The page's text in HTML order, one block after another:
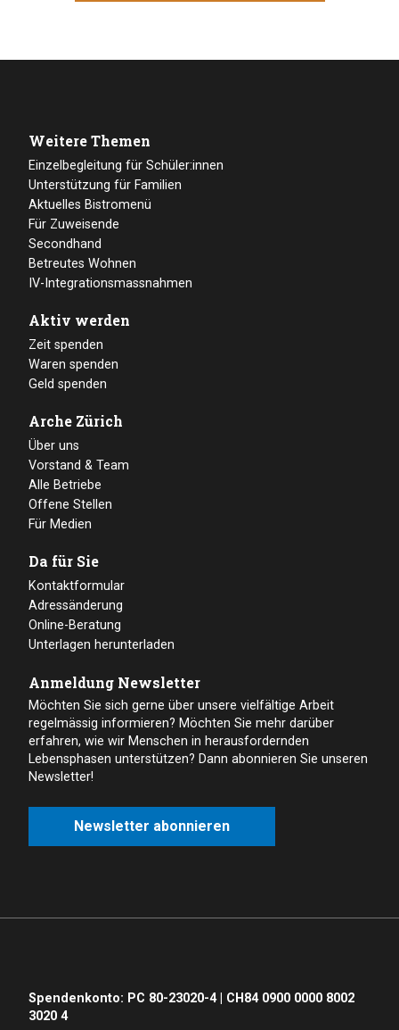
Weitere Themen
Einzelbegleitung für Schüler:innen
Unterstützung für Familien
Aktuelles Bistromenü
Für Zuweisende
Secondhand
Betreutes Wohnen
IV-Integrationsmassnahmen
Aktiv werden
Zeit spenden
Waren spenden
Geld spenden
Arche Zürich
Über uns
Vorstand & Team
Alle Betriebe
Offene Stellen
Für Medien
Da für Sie
Kontaktformular
Adressänderung
Online-Beratung
Unterlagen herunterladen
Anmeldung Newsletter
Möchten Sie sich gerne über unsere vielfältige Arbeit
regelmässig informieren? Möchten Sie mehr darüber
erfahren, wie wir Menschen in herausfordernden
Lebensphasen unterstützen? Dann abonnieren Sie unseren
Newsletter!
Newsletter abonnieren
Spendenkonto: PC 80-23020-4 | CH84 0900 0000 8002
3020 4